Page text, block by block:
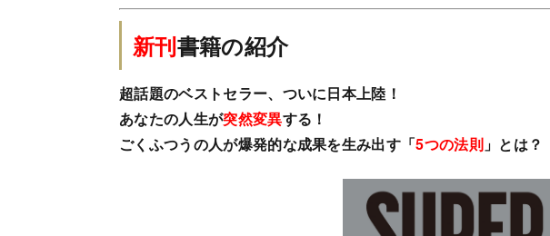
新刊書籍の紹介
超話題のベストセラー、ついに日本上陸！
あなたの人生が突然変異する！
ごくふつうの人が爆発的な成果を生み出す「5つの法則 」とは？